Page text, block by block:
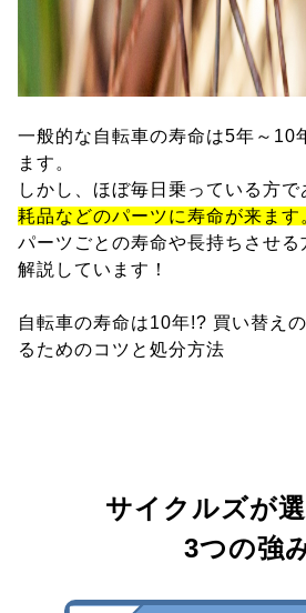
一般的な自転車の寿命は5年～10
ます。
しかし、ほぼ毎日乗っている方で
耗品などのパーツに寿命が来ます
パーツごとの寿命や長持ちさせ
解説しています！
自転車の寿命は10年!? 買い替え
るためのコツと処分方法
サイクルズが
3つの強